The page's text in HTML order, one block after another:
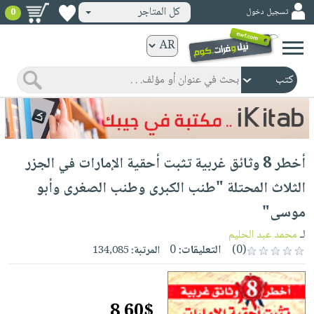
ورقية
المواضيع
صدر
حديثاً
الأكثر
مبيعاً
جوائز
شحن
مخفض
عروض
خاصة
صفحات
مشوقة
كتب
الكترونية
الصفحة
الرئيسية
صدر
حديثاً
الأكثر
مبيعاً
كتب
مجانية
صوتية
الصفحة
الرئيسية
masmu3
بلا
حدود
أطفال
وناشئة
الصفحةوسائل
تسجيل دخول كل المتاجر 0
أخطر 8 وثائق غربية تثبت أحقية الإمارات في الجزر
الثلاث المحتلة "طنب الكبرى وطنب الصغرى وأبو
موسى"
لـمحمد عبد الحليم
(0)
التعليقات:0 المرتبة:134,085